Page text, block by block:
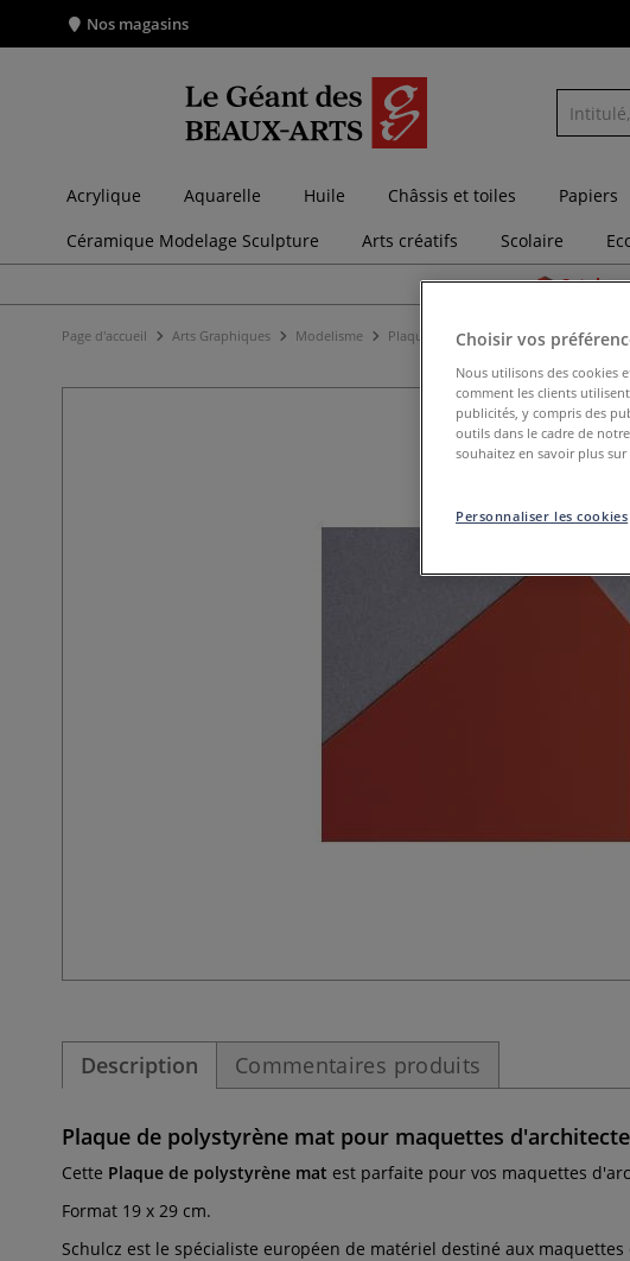
Nos magasins
Acrylique Aquarelle Huile Châssis et toiles Papiers
Céramique Modelage Sculpture
Arts créatifs Scolaire
Page d'accueil Arts Graphiques Modelisme Plaques pour le modélisme Plaque
Description Commentaires produits
Plaque de polystyrène mat pour maquettes
Cette Plaque de polystyrène mat est parfaite pour vos maquettes
Format 19 x 29 cm.
Schulcz est le spécialiste européen de matériel destiné aux
Choisir vos
Nous utilisons des cookies
comment les clients
publicités, y compris des
outils dans le cadre de
souhaitez en savoir plus
Personnaliser les cookies